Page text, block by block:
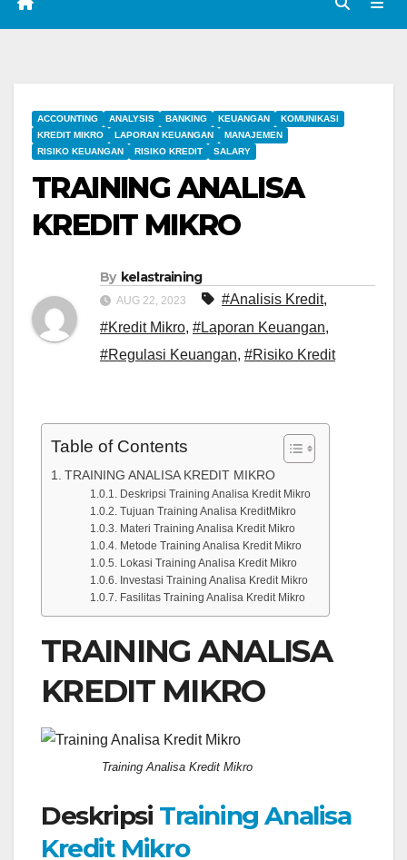
ACCOUNTING ANALYSIS BANKING KEUANGAN
KOMUNIKASI
KREDIT MIKRO
LAPORAN KEUANGAN
MANAJEMEN
RISIKO KEUANGAN
RISIKO KREDIT SALARY
TRAINING ANALISA
KREDIT MIKRO
By kelastraining
AUG 22, 2023 #Analisis Kredit,
#Kredit Mikro, #Laporan Keuangan,
#Regulasi Keuangan, #Risiko Kredit
Table of Contents
TRAINING ANALISA KREDIT MIKRO
Deskripsi Training Analisa Kredit Mikro
Tujuan Training Analisa KreditMikro
Materi Training Analisa Kredit Mikro
Metode Training Analisa Kredit Mikro
Lokasi Training Analisa Kredit Mikro
Investasi Training Analisa Kredit Mikro
Fasilitas Training Analisa Kredit Mikro
TRAINING ANALISA
KREDIT MIKRO
Training Analisa Kredit Mikro
Deskripsi Training Analisa
Kredit Mikro